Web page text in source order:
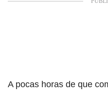
A pocas horas de que